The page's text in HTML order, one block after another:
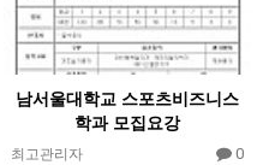
남서울대학교 스포츠비즈니스
학과 모집요강
최고관리자 0